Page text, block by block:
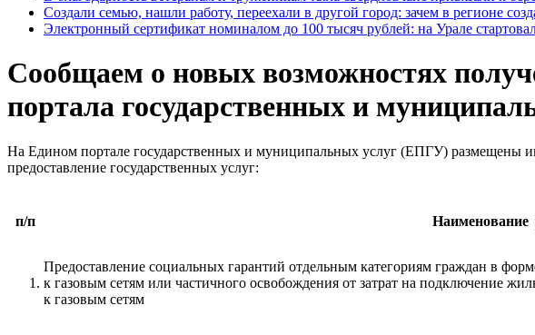
Создали семью, нашли работу, переехали в другой город: зачем в регионе
Электронный сертификат номиналом до 100 тысяч рублей: на Урале
Сообщаем о новых возможностях
портала государственных и
На Едином портале государственных и муниципальных услуг (ЕПГУ) размещены
предоставление государственных услуг:
п/п Наименование
Предоставление социальных гарантий отдельным категориям граждан в
к газовым сетям или частичного освобождения от затрат на подключение
к газовым сетям